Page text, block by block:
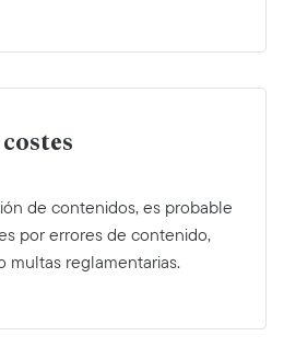
de contenidos, es probable
por errores de contenido,
multas reglamentarias.